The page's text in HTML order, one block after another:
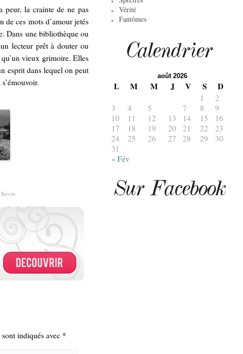
peur, la crainte de ne pas
de ces mots d’amour jetés
Dans une bibliothèque ou
lecteur prêt à douter ou
vieux grimoire. Elles
esprit dans lequel on peut
Sovrn
indiqués avec *
Vérité
Fantômes
Calendrier
août 2026
L M M J V S D
1
2
3
4 5 7 8
9
10
11 12 13 14 15
16
17
18 19 20 21 22
23
24
25 26 27 28 29
30
31
« Fév
Sur Facebook